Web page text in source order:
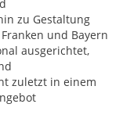
zu Gestaltung
und Bayern
ausgerichtet,
zuletzt in einem